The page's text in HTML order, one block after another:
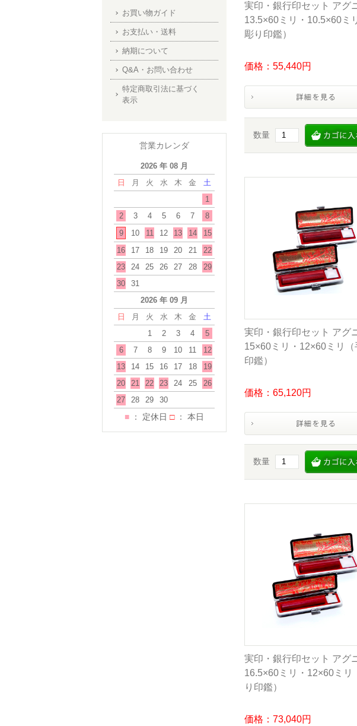
実印・銀行印セット アグ
13.5×60ミリ・10.5×60ミ
彫り印鑑）
価格：55,440円
数量
実印・銀行印セット アグ
15×60ミリ・12×60ミリ（
印鑑）
価格：65,120円
数量
実印・銀行印セット アグ
16.5×60ミリ・12×60ミリ
り印鑑）
価格：73,040円
お買い物ガイド
お支払い・送料
納期について
Q&A・お問い合わせ
特定商取引法に基づく
表示
営業カレンダ
2026 年 08 月
日
月 火 水 木 金
土
1
2
3 4 5 6 7
8
9
10 11 12 13 14
15
16
17 18 19 20 21
22
23
24 25 26 27 28
29
30
31
2026 年 09 月
日
月 火 水 木 金
土
1
2 3 4
5
6
7 8 9 10 11
12
13
14 15 16 17 18
19
20
21 22 23 24 25
26
27
28 29 30
■ ： 定休日 □： 本日